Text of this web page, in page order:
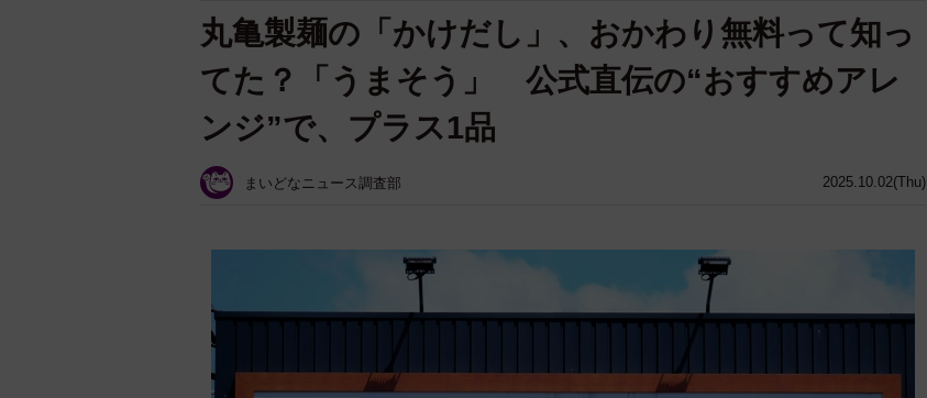
2025.10.02(Thu)
丸亀製麺の「かけだし」、おかわり無料って知っ
てた？「うまそう」 公式直伝の“おすすめアレ
ンジ”で、プラス1品
まいどなニュース調査部